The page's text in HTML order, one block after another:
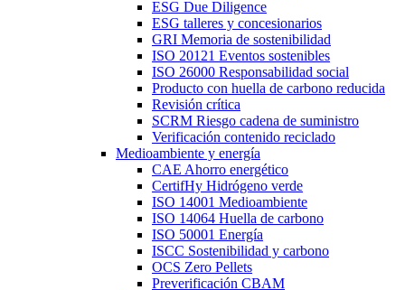
ESG Due Diligence
ESG talleres y concesionarios
GRI Memoria de sostenibilidad
ISO 20121 Eventos sostenibles
ISO 26000 Responsabilidad social
Producto con huella de carbono reducida
Revisión crítica
SCRM Riesgo cadena de suministro
Verificación contenido reciclado
Medioambiente y energía
CAE Ahorro energético
CertifHy Hidrógeno verde
ISO 14001 Medioambiente
ISO 14064 Huella de carbono
ISO 50001 Energía
ISCC Sostenibilidad y carbono
OCS Zero Pellets
Preverificación CBAM